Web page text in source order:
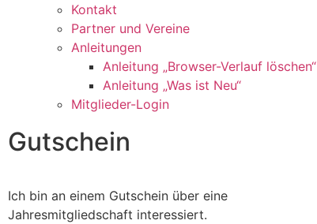
Kontakt
Partner und Vereine
Anleitungen
Anleitung „Browser-Verlauf löschen“
Anleitung „Was ist Neu“
Mitglieder-Login
Gutschein
Ich bin an einem Gutschein über eine
Jahresmitgliedschaft interessiert.